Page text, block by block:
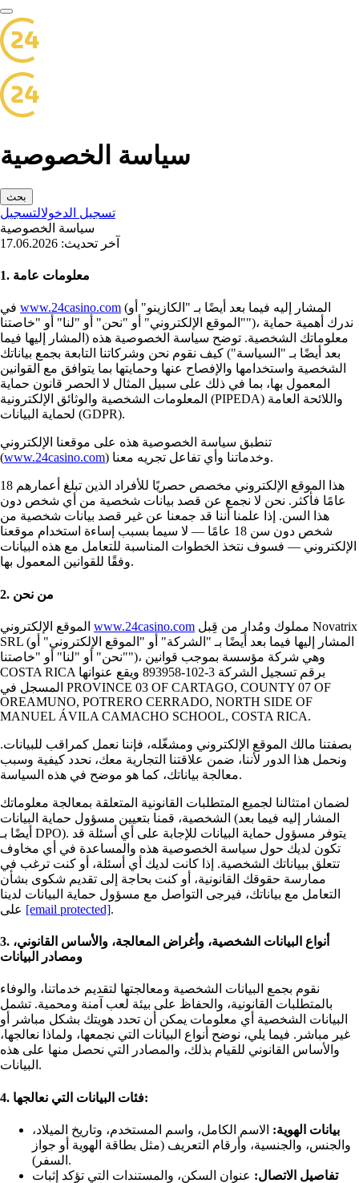
سياسة الخصوصية
بحث
تسجيل الدخولالتسجيل
سياسة الخصوصية
آخر تحديث: 17.06.2026
1. معلومات عامة
www.24casino.com (المشار إليه فيما بعد أيضًا بـ "الكازينو" أو
"الموقع الإلكتروني" أو "نحن" أو "لنا" أو "خاصتنا")، ندرك أهمية حماية
معلوماتك الشخصية. توضح سياسة الخصوصية هذه (المشار إليها فيما
بعد أيضًا بـ "السياسة") كيف نقوم نحن وشركاتنا التابعة بجمع بياناتك
الشخصية واستخدامها والإفصاح عنها وحمايتها بما يتوافق مع القوانين
المعمول بها، بما في ذلك على سبيل المثال لا الحصر قانون حماية
المعلومات الشخصية والوثائق الإلكترونية (PIPEDA) واللائحة العامة
لحماية البيانات (GDPR).
تنطبق سياسة الخصوصية هذه على موقعنا الإلكتروني
(www.24casino.com ) وخدماتنا وأي تفاعل تجريه معنا.
هذا الموقع الإلكتروني مخصص حصريًا للأفراد الذين تبلغ أعمارهم 18
عامًا فأكثر. نحن لا نجمع عن قصد بيانات شخصية من أي شخص دون
هذا السن. إذا علمنا أننا قد جمعنا عن غير قصد بيانات شخصية من
شخص دون سن 18 عامًا — لا سيما بسبب إساءة استخدام موقعنا
الإلكتروني — فسوف نتخذ الخطوات المناسبة للتعامل مع هذه البيانات
وفقًا للقوانين المعمول بها.
2. من نحن
www.24casino.com
SRL (المشار إليها فيما بعد أيضًا بـ "الشركة" أو "الموقع الإلكتروني" أو
"نحن" أو "لنا" أو "خاصتنا")، وهي شركة مؤسسة بموجب قوانين
COSTA RICA برقم تسجيل الشركة 3-102-893958 ويقع عنوانها
المسجل في PROVINCE 03 OF CARTAGO, COUNTY 07 OF
OREAMUNO, POTRERO CERRADO, NORTH SIDE OF
MANUEL ÁVILA CAMACHO SCHOOL, COSTA RICA.
بصفتنا مالك الموقع الإلكتروني ومشغّله، فإننا نعمل كمراقب للبيانات.
ونحمل هذا الدور لأننا، ضمن علاقتنا التجارية معك، نحدد كيفية وسبب
معالجة بياناتك، كما هو موضح في هذه السياسة.
لضمان امتثالنا لجميع المتطلبات القانونية المتعلقة بمعالجة معلوماتك
الشخصية، قمنا بتعيين مسؤول حماية البيانات (المشار إليه فيما بعد
أيضًا بـ DPO). يتوفر مسؤول حماية البيانات للإجابة على أي أسئلة قد
تكون لديك حول سياسة الخصوصية هذه والمساعدة في أي مخاوف
تتعلق ببياناتك الشخصية. إذا كانت لديك أي أسئلة، أو كنت ترغب في
ممارسة حقوقك القانونية، أو كنت بحاجة إلى تقديم شكوى بشأن
التعامل مع بياناتك، فيرجى التواصل مع مسؤول حماية البيانات لدينا
[email protected].
3. أنواع البيانات الشخصية، وأغراض المعالجة، والأساس القانوني،
ومصادر البيانات
نقوم بجمع البيانات الشخصية ومعالجتها لتقديم خدماتنا، والوفاء
بالمتطلبات القانونية، والحفاظ على بيئة لعب آمنة ومحمية. تشمل
البيانات الشخصية أي معلومات يمكن أن تحدد هويتك بشكل مباشر أو
غير مباشر. فيما يلي، نوضح أنواع البيانات التي نجمعها، ولماذا نعالجها،
والأساس القانوني للقيام بذلك، والمصادر التي نحصل منها على هذه
البيانات.
4. فئات البيانات التي نعالجها:
بيانات الهوية: الاسم الكامل، واسم المستخدم، وتاريخ الميلاد،
والجنس، والجنسية، وأرقام التعريف (مثل بطاقة الهوية أو جواز
السفر).
تفاصيل الاتصال: عنوان السكن، والمستندات التي تؤكد إثبات